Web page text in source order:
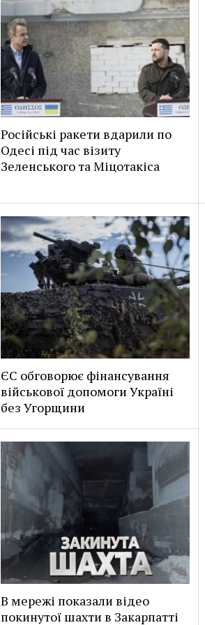
Російські ракети вдарили по
Одесі під час візиту
Зеленського та Міцотакіса
ЄС обговорює фінансування
військової допомоги Україні
без Угорщини
В мережі показали відео
покинутої шахти в Закарпатті